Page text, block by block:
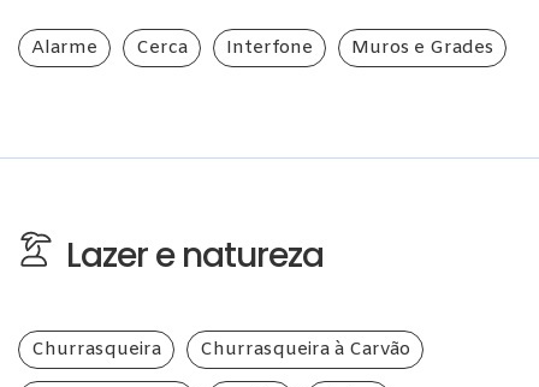
Alarme Cerca Interfone Muros e Grades
Lazer e natureza
Churrasqueira Churrasqueira à Carvão